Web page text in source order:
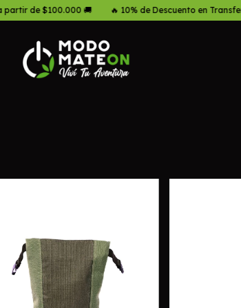
🔥 10% de Descuento en Transferencia 💵 💳 3